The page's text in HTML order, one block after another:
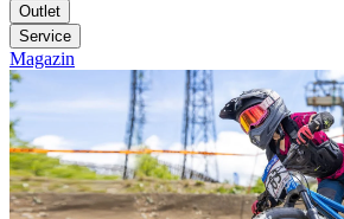
Outlet
Service
Magazin